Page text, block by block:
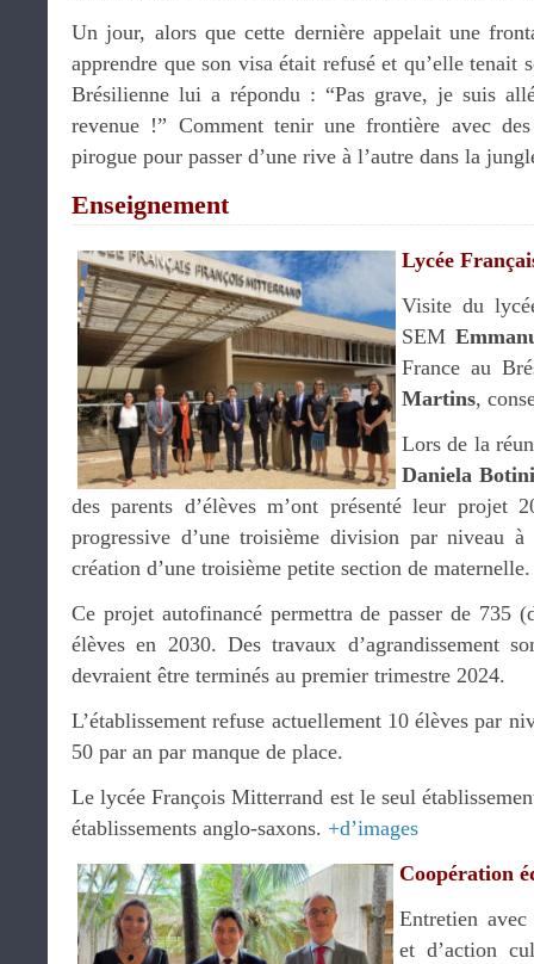
Un jour, alors que cette dernière appelait une
apprendre que son visa était refusé et qu’elle tenait
Brésilienne lui a répondu : “Pas grave, je suis
revenue !” Comment tenir une frontière avec
pirogue pour passer d’une rive à l’autre dans la
Enseignement
Lycée
Visite du
SEM
France au
Martins,
Lors de la
Daniela
des parents d’élèves m’ont présenté leur projet
progressive d’une troisième division par niveau
création d’une troisième petite section de maternelle.
Ce projet autofinancé permettra de passer de 735
élèves en 2030. Des travaux d’agrandissement
devraient être terminés au premier trimestre 2024.
L’établissement refuse actuellement 10 élèves par
50 par an par manque de place.
Le lycée François Mitterrand est le seul
établissements anglo-saxons. +d’images
Coopération
Entretien
et d’action